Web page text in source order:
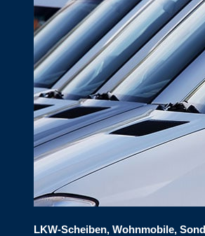
LKW-Scheiben, Wohnmobile,